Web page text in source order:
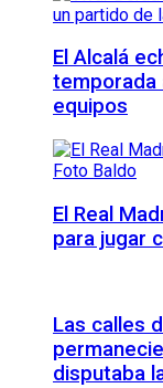
El Alcalá
temporada
equipos
El Real
para jugar
Las calles
disputaba